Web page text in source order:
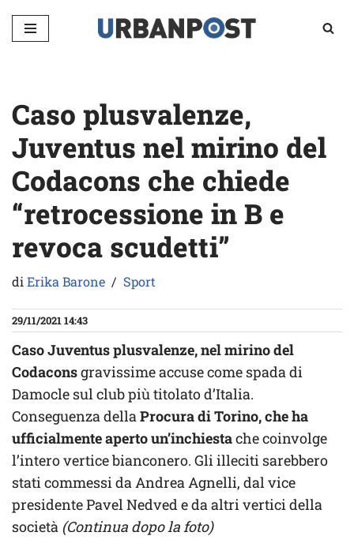
Vai
Caso plusvalenze,
Juventus nel mirino del
Codacons che chiede
“retrocessione in B e
revoca scudetti”
diErika Barone Sport
29/11/2021 14:43
Caso Juventus plusvalenze, nel mirino del
Codaconsgravissime accuse come spada di
Damocle sul club più titolato d’Italia.
Conseguenza dellaProcura di Torino, che ha
ufficialmente aperto un’inchiestache coinvolge
l’intero vertice bianconero. Gli illeciti sarebbero
stati commessi da Andrea Agnelli, dal vice
presidente Pavel Nedved e da altri vertici della
società (Continua dopo la foto)